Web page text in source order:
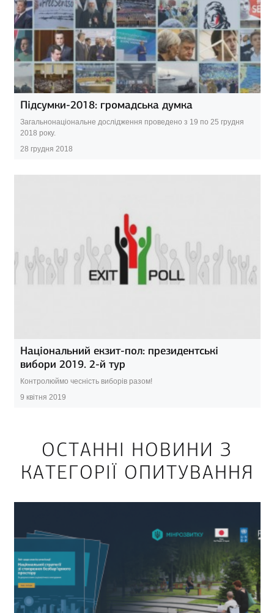
Підсумки-2018: громадська думка
Загальнонаціональне дослідження проведено з 19 по 25 грудня
2018 року.
28 грудня 2018
Національний екзит-пол: президентські
вибори 2019. 2-й тур
Контролюймо чесність виборів разом!
9 квітня 2019
ОСТАННІ НОВИНИ З
КАТЕГОРІЇ ОПИТУВАННЯ